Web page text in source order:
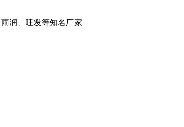
润、旺发等知名厂家